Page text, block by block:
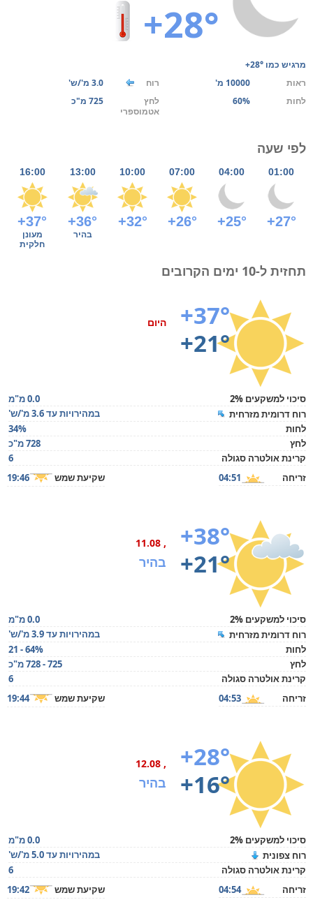
+28°
מרגיש כמו +28°
ראות
10000 מ' רוח
3.0 מ'/ש'
לחות
60%
לחץ
אטמוספרי
725 מ"כ
לפי שעה
01:00
04:00
07:00
10:00
13:00
16:00
+27°
+25°
+26°
+32°
+36°
+37°
בהיר
מעונן
חלקית
תחזית ל-10 ימים הקרובים
+37°
+21°
היום
סיכוי למשקעים 2%
0.0 מ"מ
רוח דרומית מזרחית
במהירויות עד 3.6 מ'/ש'
לחות
34%
לחץ
728 מ"כ
קרינת אולטרה סגולה
6
זריחה
04:51 שקיעת שמש 19:46
+38°
+21°
, 11.08
בהיר
סיכוי למשקעים 2%
0.0 מ"מ
רוח דרומית מזרחית
במהירויות עד 3.9 מ'/ש'
לחות
21 - 64%
לחץ
725 - 728 מ"כ
קרינת אולטרה סגולה
6
זריחה
04:53 שקיעת שמש 19:44
+28°
+16°
, 12.08
בהיר
סיכוי למשקעים 2%
0.0 מ"מ
רוח צפונית
במהירויות עד 5.0 מ'/ש'
קרינת אולטרה סגולה
6
זריחה
04:54 שקיעת שמש 19:42